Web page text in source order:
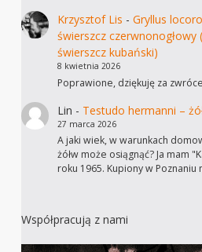
Krzysztof Lis - Gryllus
świerszcz czerwnonogłowy
świerszcz kubański)
8 kwietnia 2026
Poprawione, dziękuję za
Lin - Testudo hermanni –
27 marca 2026
A jaki wiek, w warunkach
żółw może osiągnąć? Ja mam
roku 1965. Kupiony w Poznaniu
Współpracują z nami